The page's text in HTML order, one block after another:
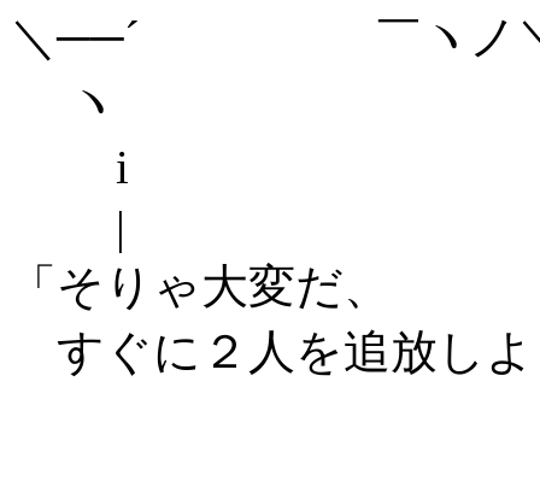
＼──´ ￣ヽノ
ヽ ＼ /_
i `-´ |＿
|
「そりゃ大変だ、
すぐに２人を追放し